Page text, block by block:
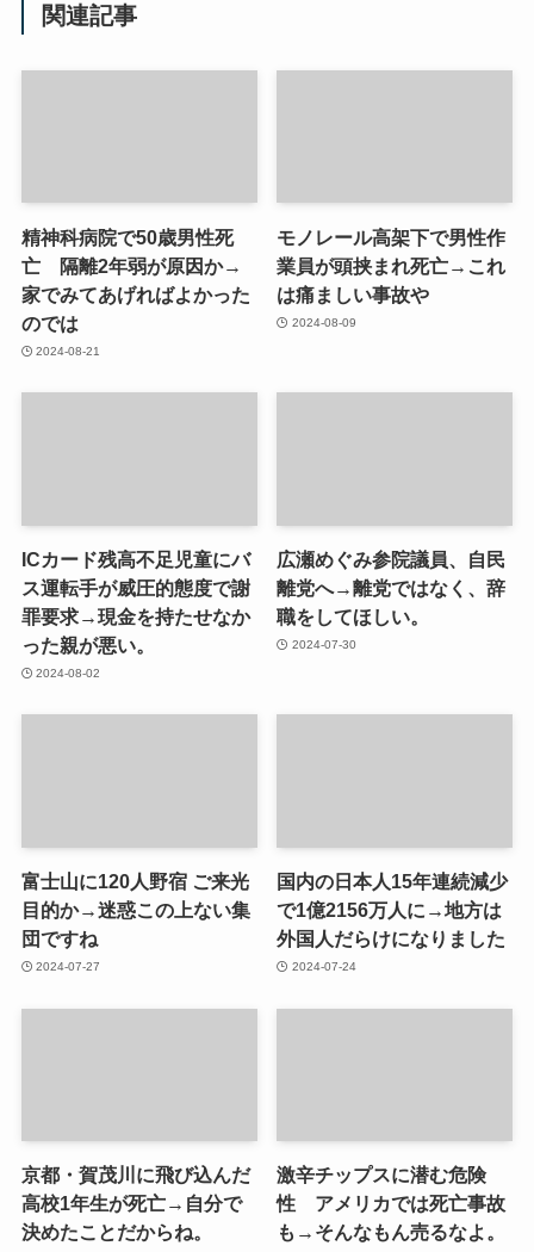
関連記事
精神科病院で50歳男性死
亡 隔離2年弱が原因か→
家でみてあげればよかった
のでは
2024-08-21
モノレール高架下で男性作
業員が頭挟まれ死亡→これ
は痛ましい事故や
2024-08-09
ICカード残高不足児童にバ
ス運転手が威圧的態度で謝
罪要求→現金を持たせなか
った親が悪い。
2024-08-02
広瀬めぐみ参院議員、自民
離党へ→離党ではなく、辞
職をしてほしい。
2024-07-30
富士山に120人野宿 ご来光
目的か→迷惑この上ない集
団ですね
2024-07-27
国内の日本人15年連続減少
で1億2156万人に→地方は
外国人だらけになりました
2024-07-24
京都・賀茂川に飛び込んだ
高校1年生が死亡→自分で
決めたことだからね。
激辛チップスに潜む危険
性 アメリカでは死亡事故
も→そんなもん売るなよ。